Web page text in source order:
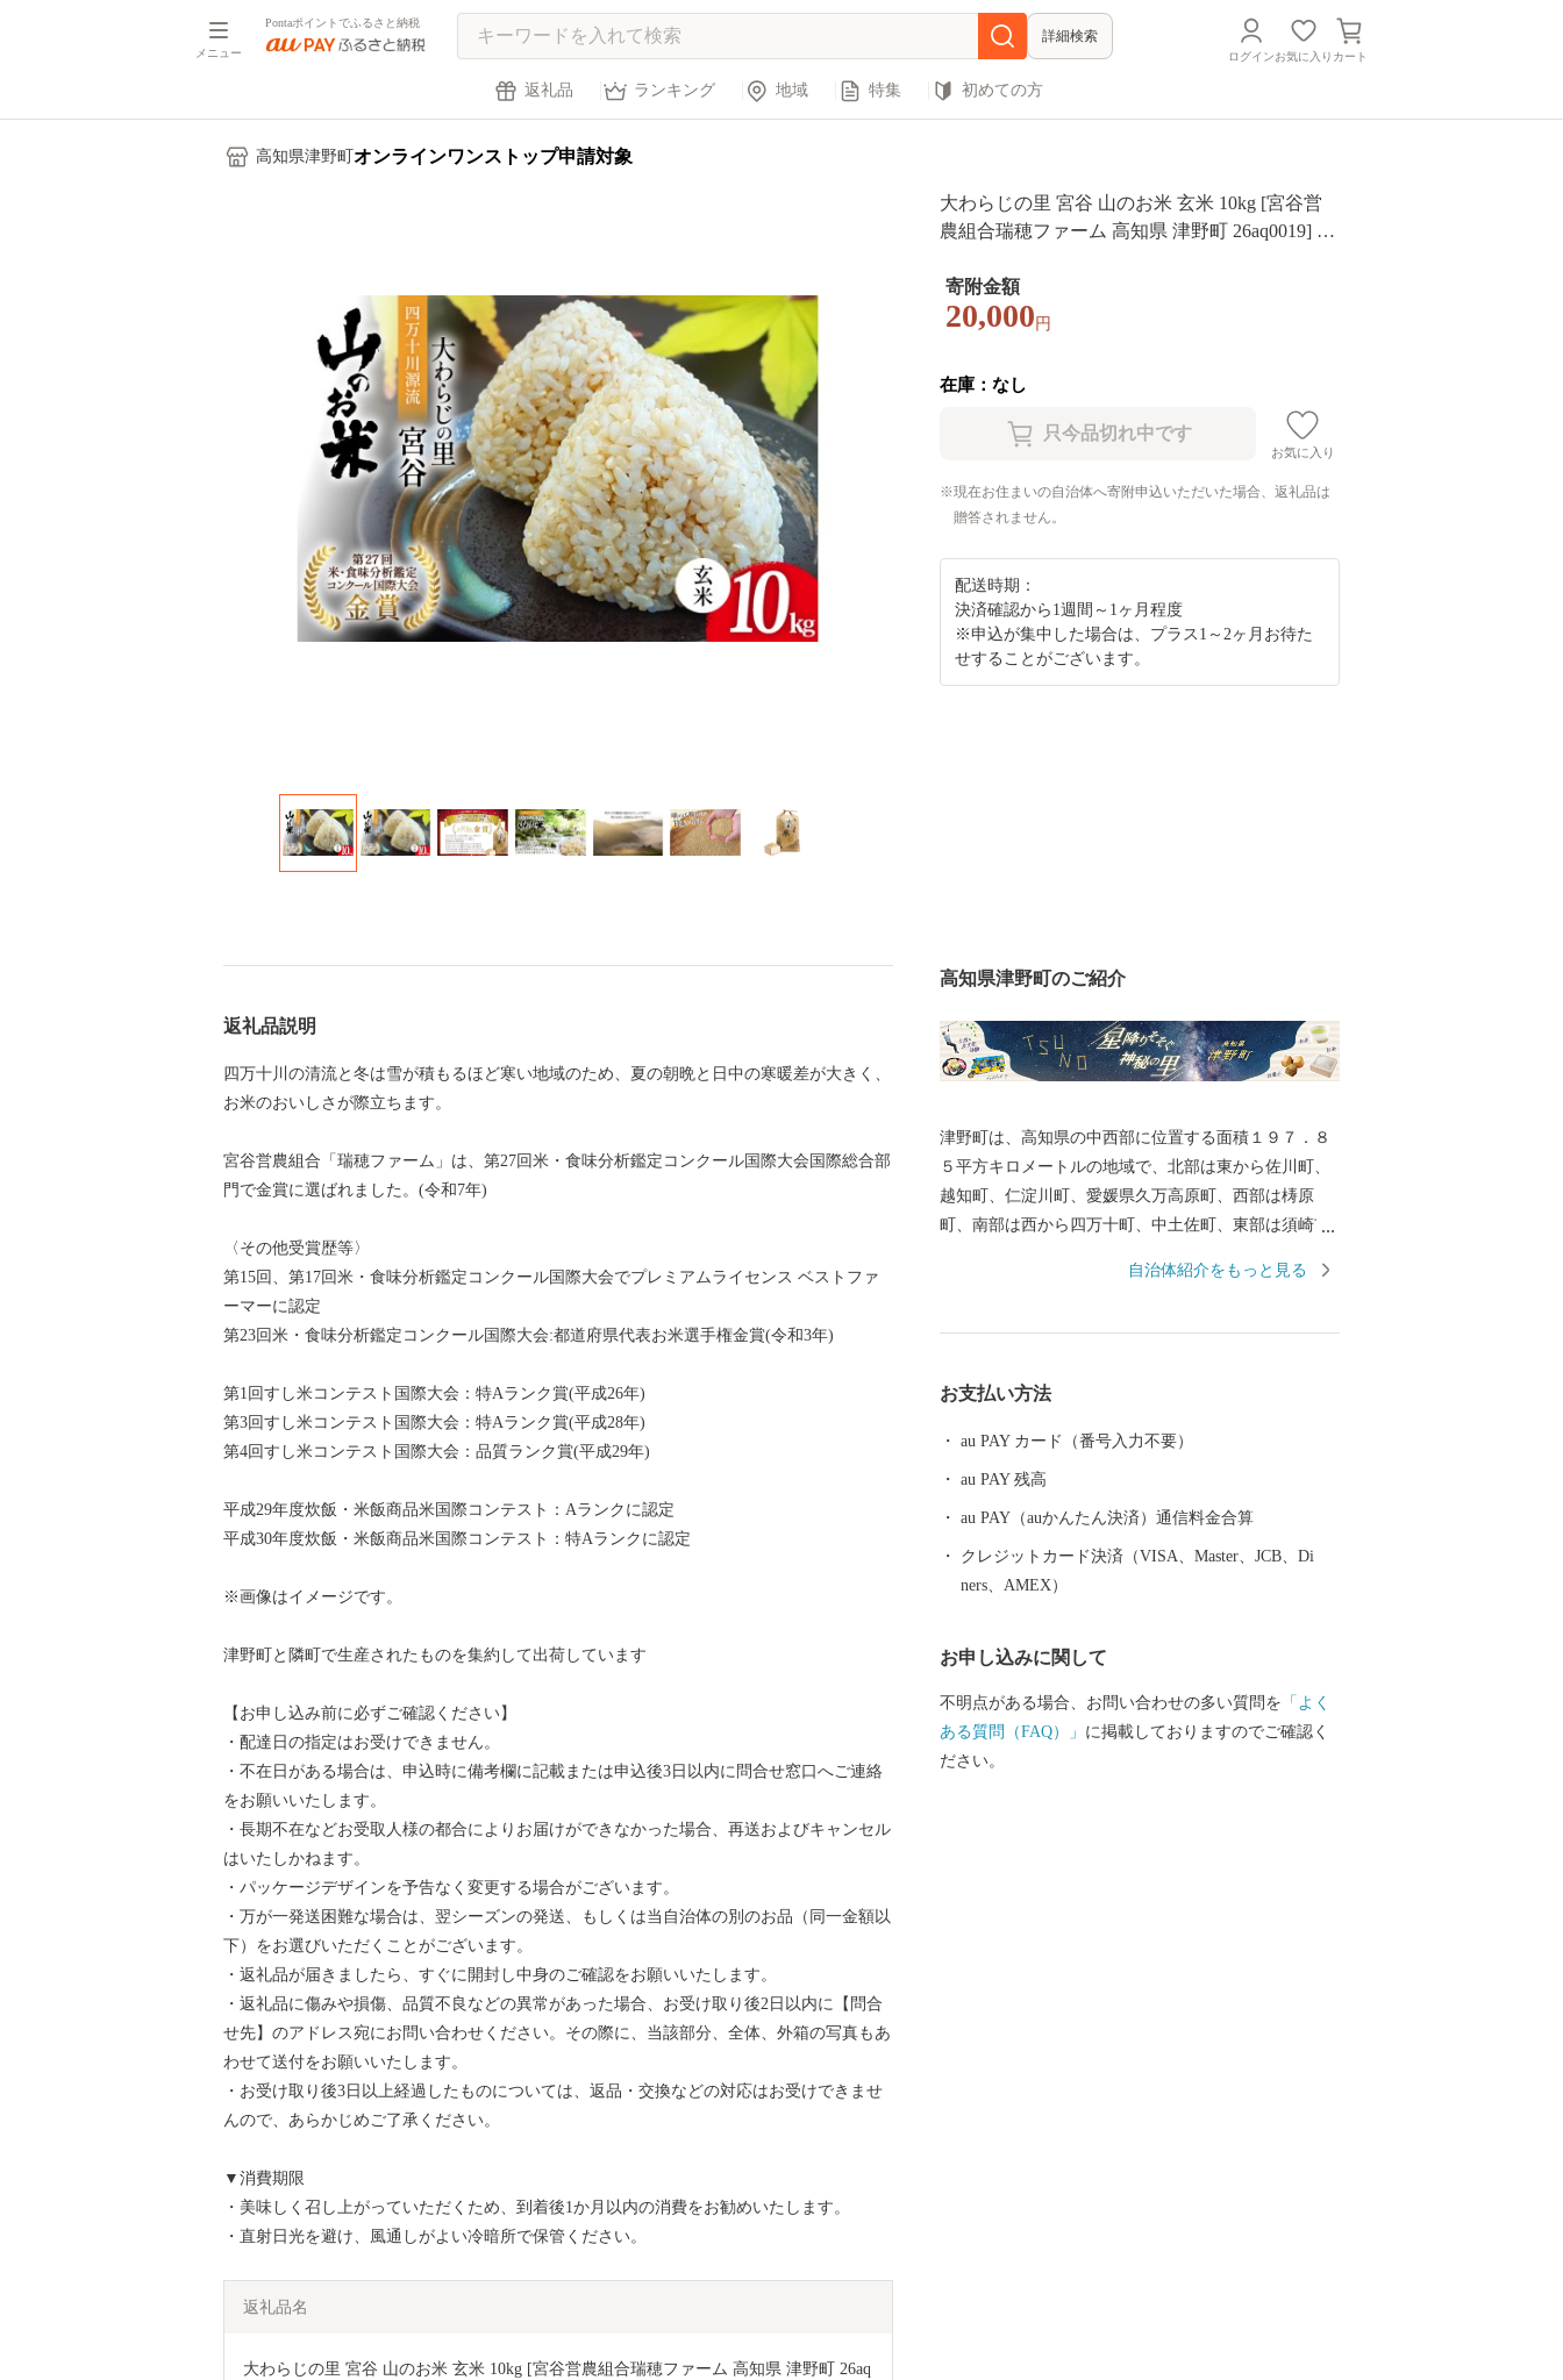
メニュー
Pontaポイントでふるさと納税
詳細検索
ログインお気に入り カート
返礼品 ランキング 地域 特集 初めての方
高知県津野町 オンラインワンストップ申請対象
大わらじの里 宮谷 山のお米 玄米 10kg [宮谷営
農組合瑞穂ファーム 高知県 津野町 26aq0019] お
寄附金額
20,000 円
在庫：なし
お気に入り
現在お住まいの自治体へ寄附申込いただいた場合、返礼品は
贈答されません。
配送時期：
決済確認から1週間～1ヶ月程度
※申込が集中した場合は、プラス1～2ヶ月お待た
せすることがございます。
返礼品説明
四万十川の清流と冬は雪が積もるほど寒い地域のため、夏の朝晩と日中の寒暖差が大きく、
お米のおいしさが際立ちます。
宮谷営農組合「瑞穂ファーム」は、第27回米・食味分析鑑定コンクール国際大会国際総合部
門で金賞に選ばれました。(令和7年)
〈その他受賞歴等〉
第15回、第17回米・食味分析鑑定コンクール国際大会でプレミアムライセンス ベストファ
ーマーに認定
第23回米・食味分析鑑定コンクール国際大会:都道府県代表お米選手権金賞(令和3年)
第1回すし米コンテスト国際大会：特Aランク賞(平成26年)
第3回すし米コンテスト国際大会：特Aランク賞(平成28年)
第4回すし米コンテスト国際大会：品質ランク賞(平成29年)
平成29年度炊飯・米飯商品米国際コンテスト：Aランクに認定
平成30年度炊飯・米飯商品米国際コンテスト：特Aランクに認定
※画像はイメージです。
津野町と隣町で生産されたものを集約して出荷しています
【お申し込み前に必ずご確認ください】
・配達日の指定はお受けできません。
・不在日がある場合は、申込時に備考欄に記載または申込後3日以内に問合せ窓口へご連絡
をお願いいたします。
・長期不在などお受取人様の都合によりお届けができなかった場合、再送およびキャンセル
はいたしかねます。
・パッケージデザインを予告なく変更する場合がございます。
・万が一発送困難な場合は、翌シーズンの発送、もしくは当自治体の別のお品（同一金額以
下）をお選びいただくことがございます。
・返礼品が届きましたら、すぐに開封し中身のご確認をお願いいたします。
・返礼品に傷みや損傷、品質不良などの異常があった場合、お受け取り後2日以内に【問合
せ先】のアドレス宛にお問い合わせください。その際に、当該部分、全体、外箱の写真もあ
わせて送付をお願いいたします。
・お受け取り後3日以上経過したものについては、返品・交換などの対応はお受けできませ
んので、あらかじめご了承ください。
▼消費期限
・美味しく召し上がっていただくため、到着後1か月以内の消費をお勧めいたします。
・直射日光を避け、風通しがよい冷暗所で保管ください。
返礼品名
大わらじの里 宮谷 山のお米 玄米 10kg [宮谷営農組合瑞穂ファーム 高知県 津野町 26aq
高知県津野町のご紹介
津野町は、高知県の中西部に位置する面積１９７．８
５平方キロメートルの地域で、北部は東から佐川町、
越知町、仁淀川町、愛媛県久万高原町、西部は梼原
町、南部は西から四万十町、中土佐町、東部は須崎市
で、約９０％が山林で占められ、農地や宅地の面積比
らの地域も川沿いに集落が点在しています。
自治体紹介をもっと見る
お支払い方法
au PAY カード（番号入力不要）
au PAY 残高
au PAY（auかんたん決済）通信料金合算
クレジットカード決済（VISA、Master、JCB、Di
ners、AMEX）
お申し込みに関して
不明点がある場合、お問い合わせの多い質問を 「よく
ある質問（FAQ）」 に掲載しておりますのでご確認く
ださい。